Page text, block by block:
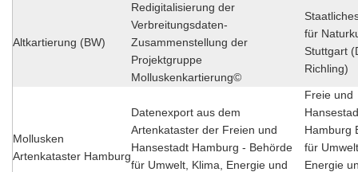
Altkartierung (BW)
Redigitalisierung der
Verbreitungsdaten-
Zusammenstellung der
Projektgruppe
Molluskenkartierung©
für
Stuttgart
Richling)
Mollusken
Artenkataster Hamburg
Datenexport aus dem
Artenkataster der Freien und
Hansestadt Hamburg - Behörde
für Umwelt, Klima, Energie und
Freie und
Hamburg
für
Energie